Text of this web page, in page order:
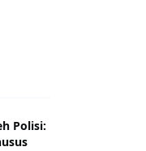
Polisi: